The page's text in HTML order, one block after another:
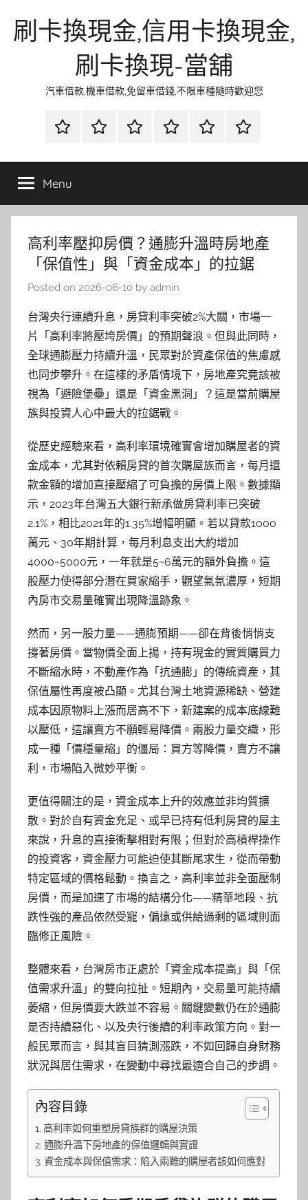
刷卡換現金,信用卡換現金,
刷卡換現-當舖
汽車借款,機車借款,免留車借錢,不限車種隨時歡迎您
首
當
金
網
資
流
時
環
清
聯
徵
Menu
高利率壓抑房價？通膨升溫時房地產
「保值性」與「資金成本」的拉鋸
Posted on 2026-06-10 by admin
台灣央行連續升息，房貸利率突破2%大關，市場一
片「高利率將壓垮房價」的預期聲浪。但與此同時，
全球通膨壓力持續升溫，民眾對於資產保值的焦慮感
也同步攀升。在這樣的矛盾情境下，房地產究竟該被
視為「避險堡壘」還是「資金黑洞」？這是當前購屋
族與投資人心中最大的拉鋸戰。
從歷史經驗來看，高利率環境確實會增加購屋者的資
金成本，尤其對依賴房貸的首次購屋族而言，每月還
款金額的增加直接壓縮了可負擔的房價上限。數據顯
示，2023年台灣五大銀行新承做房貸利率已突破
2.1%，相比2021年的1.35%增幅明顯。若以貸款1000
萬元、30年期計算，每月利息支出大約增加
4000~5000元，一年就是5~6萬元的額外負擔。這
股壓力使得部分潛在買家縮手，觀望氣氛濃厚，短期
內房市交易量確實出現降溫跡象。
然而，另一股力量——通膨預期——卻在背後悄悄支
撐著房價。當物價全面上揚，持有現金的實質購買力
不斷縮水時，不動產作為「抗通膨」的傳統資產，其
保值屬性再度被凸顯。尤其台灣土地資源稀缺、營建
成本因原物料上漲而居高不下，新建案的成本底線難
以壓低，這讓賣方不願輕易降價。兩股力量交織，形
成一種「價穩量縮」的僵局：買方等降價，賣方不讓
利，市場陷入微妙平衡。
更值得關注的是，資金成本上升的效應並非均質擴
散。對於自有資金充足、或早已持有低利房貸的屋主
來說，升息的直接衝擊相對有限；但對於高槓桿操作
的投資客，資金壓力可能迫使其斷尾求生，從而帶動
特定區域的價格鬆動。換言之，高利率並非全面壓制
房價，而是加速了市場的結構分化——精華地段、抗
跌性強的產品依然受寵，偏遠或供給過剩的區域則面
臨修正風險。
整體來看，台灣房市正處於「資金成本提高」與「保
值需求升溫」的雙向拉扯。短期內，交易量可能持續
萎縮，但房價要大跌並不容易。關鍵變數仍在於通膨
是否持續惡化、以及央行後續的利率政策方向。對一
般民眾而言，與其盲目猜測漲跌，不如回歸自身財務
狀況與居住需求，在變動中尋找最適合自己的步調。
內容目錄
高利率如何重塑房貸族群的購屋決策
通膨升溫下房地產的保值邏輯與實證
資金成本與保值需求：陷入兩難的購屋者該如何應對